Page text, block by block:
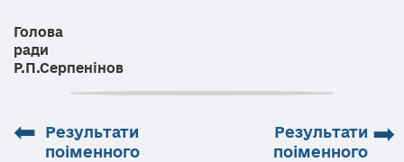
Голова
Р.П.Серпенінов
⬅
Результати
поіменного
➡
Результати
поіменного